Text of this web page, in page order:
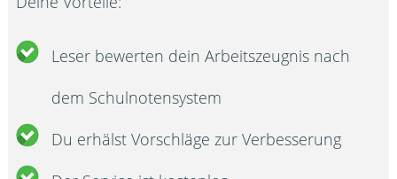
Leser bewerten dein Arbeitszeugnis nach
dem Schulnotensystem
Du erhälst Vorschläge zur Verbesserung